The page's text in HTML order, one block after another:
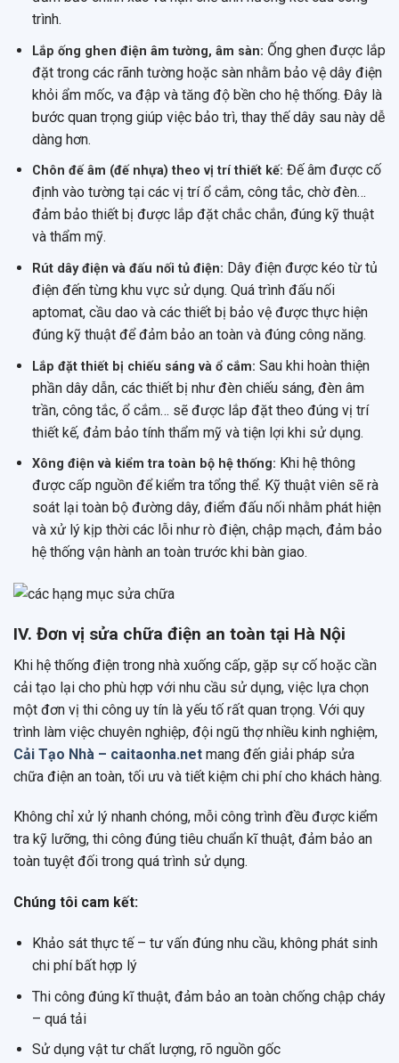
trình.
Lắp ống ghen điện âm tường, âm sàn: Ống ghen được lắp
đặt trong các rãnh tường hoặc sàn nhằm bảo vệ dây điện
khỏi ẩm mốc, va đập và tăng độ bền cho hệ thống. Đây là
bước quan trọng giúp việc bảo trì, thay thế dây sau này dễ
dàng hơn.
Chôn đế âm (đế nhựa) theo vị trí thiết kế: Đế âm được cố
định vào tường tại các vị trí ổ cắm, công tắc, chờ đèn…
đảm bảo thiết bị được lắp đặt chắc chắn, đúng kỹ thuật
và thẩm mỹ.
Rút dây điện và đấu nối tủ điện: Dây điện được kéo từ tủ
điện đến từng khu vực sử dụng. Quá trình đấu nối
aptomat, cầu dao và các thiết bị bảo vệ được thực hiện
đúng kỹ thuật để đảm bảo an toàn và đúng công năng.
Lắp đặt thiết bị chiếu sáng và ổ cắm: Sau khi hoàn thiện
phần dây dẫn, các thiết bị như đèn chiếu sáng, đèn âm
trần, công tắc, ổ cắm… sẽ được lắp đặt theo đúng vị trí
thiết kế, đảm bảo tính thẩm mỹ và tiện lợi khi sử dụng.
Xông điện và kiểm tra toàn bộ hệ thống: Khi hệ thông
được cấp nguồn để kiểm tra tổng thể. Kỹ thuật viên sẽ rà
soát lại toàn bộ đường dây, điểm đấu nối nhằm phát hiện
và xử lý kịp thời các lỗi như rò điện, chập mạch, đảm bảo
hệ thống vận hành an toàn trước khi bàn giao.
IV. Đơn vị sửa chữa điện an toàn tại Hà Nội
Khi hệ thống điện trong nhà xuống cấp, gặp sự cố hoặc cần
cải tạo lại cho phù hợp với nhu cầu sử dụng, việc lựa chọn
một đơn vị thi công uy tín là yếu tố rất quan trọng. Với quy
trình làm việc chuyên nghiệp, đội ngũ thợ nhiều kinh nghiệm,
Cải Tạo Nhà – caitaonha.net mang đến giải pháp sửa
chữa điện an toàn, tối ưu và tiết kiệm chi phí cho khách hàng.
Không chỉ xử lý nhanh chóng, mỗi công trình đều được kiểm
tra kỹ lưỡng, thi công đúng tiêu chuẩn kĩ thuật, đảm bảo an
toàn tuyệt đối trong quá trình sử dụng.
Chúng tôi cam kết:
Khảo sát thực tế – tư vấn đúng nhu cầu, không phát sinh
chi phí bất hợp lý
Thi công đúng kĩ thuật, đảm bảo an toàn chống chập cháy
– quá tải
Sử dụng vật tư chất lượng, rõ nguồn gốc